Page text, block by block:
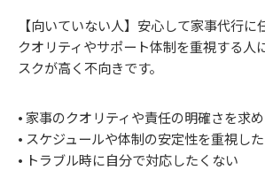
【向いていない人】安心して家事代行
クオリティやサポート体制を重視する人
スクが高く不向きです。
• 家事のクオリティや責任の明確さを求
• スケジュールや体制の安定性を重視し
• トラブル時に自分で対応したくない